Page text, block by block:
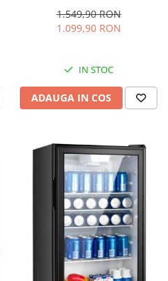
Termostat reglabil, Iluminare
LED, Picioare ajustabile, Usi
1.549,90 RON
1.099,90 RON
IN STOC
ADAUGA IN COS